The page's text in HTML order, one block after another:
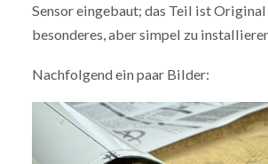
Sensor eingebaut; das Teil ist
besonderes, aber simpel zu
Nachfolgend ein paar Bilder: